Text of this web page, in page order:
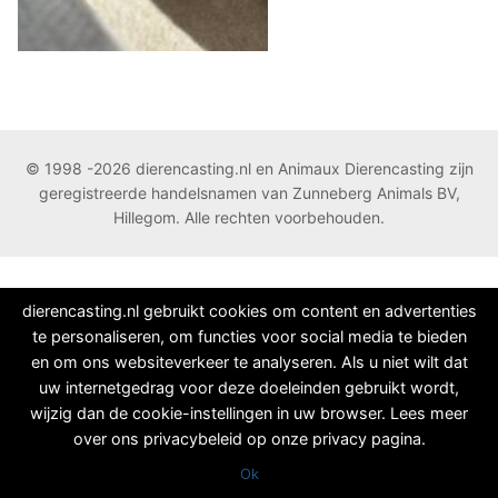
© 1998 -2026 dierencasting.nl en Animaux Dierencasting zijn
geregistreerde handelsnamen van Zunneberg Animals BV,
Hillegom. Alle rechten voorbehouden.
dierencasting.nl gebruikt cookies om content en advertenties
te personaliseren, om functies voor social media te bieden
en om ons websiteverkeer te analyseren. Als u niet wilt dat
uw internetgedrag voor deze doeleinden gebruikt wordt,
wijzig dan de cookie-instellingen in uw browser. Lees meer
over ons privacybeleid op onze privacy pagina.
Ok